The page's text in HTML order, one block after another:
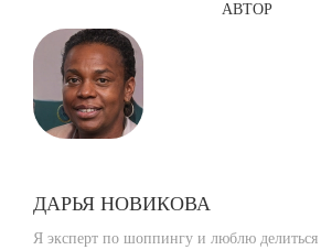
АВТОР
ДАРЬЯ НОВИКОВА
Я эксперт по шоппингу и люблю